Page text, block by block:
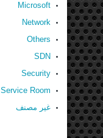
Microsoft
Network
Others
SDN
Security
Service Room
غير مصنف